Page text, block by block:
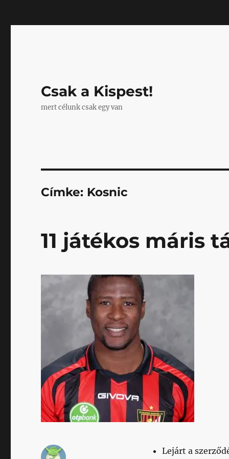
Csak a Kispest!
mert célunk csak egy van
Címke: Kosnic
11 játékos máris
Lejárt a